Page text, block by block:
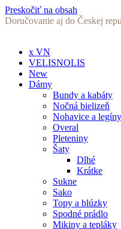
Preskočiť na obsah
Doručovanie aj do Českej
x VN
VELISNOLIS
New
Dámy
Bundy a kabáty
Nočná bielizeň
Nohavice a legíny
Overal
Pleteniny
Šaty
Dlhé
Krátke
Sukne
Sako
Topy a blúzky
Spodné prádlo
Mikiny a tepláky